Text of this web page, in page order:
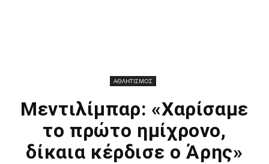
ΑΘΛΗΤΙΣΜΟΣ
Μεντιλίμπαρ: «Χαρίσαμε
το πρώτο ημίχρονο,
δίκαια κέρδισε ο Άρης»